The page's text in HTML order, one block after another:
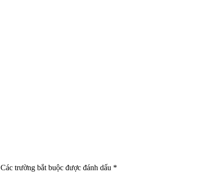
Các trường bắt buộc được đánh dấu *